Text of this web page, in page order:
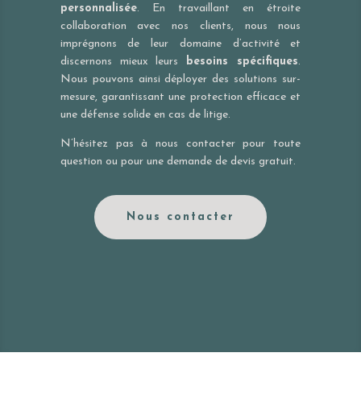
personnalisée. En travaillant en étroite
collaboration avec nos clients, nous nous
imprégnons de leur domaine d’activité et
discernons mieux leurs
besoins spécifiques.
Nous pouvons ainsi déployer des solutions sur-
mesure, garantissant une protection efficace et
une défense solide en cas de litige.
N’hésitez pas à nous contacter pour toute
question ou pour une demande de devis gratuit.
Nous contacter